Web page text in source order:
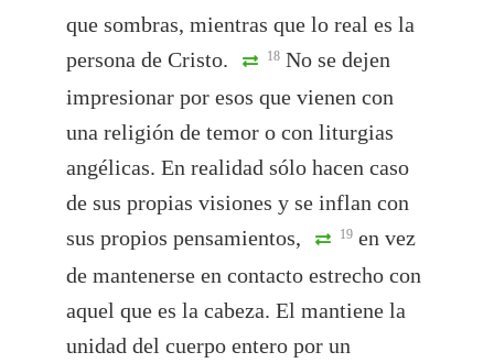
que sombras, mientras que lo real es la
persona de Cristo.
18 No se dejen
impresionar por esos que vienen con
una religión de temor o con liturgias
angélicas. En realidad sólo hacen caso
de sus propias visiones y se inflan con
sus propios pensamientos,
19 en vez
de mantenerse en contacto estrecho con
aquel que es la cabeza. El mantiene la
unidad del cuerpo entero por un